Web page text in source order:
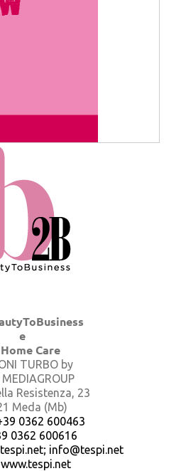
e
Care
TURBO by
MEDIAGROUP
Resistenza, 23
Meda (Mb)
0362 600463
0362 600616
info@tespi.net
www.tespi.net